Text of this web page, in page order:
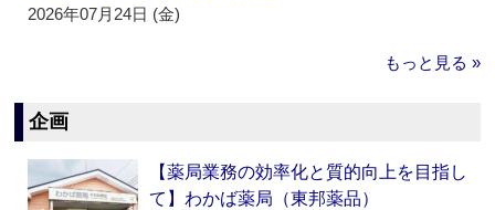
2026年07月24日 (金)
もっと見る »
企画
【薬局業務の効率化と質的向上を目指し
て】わかば薬局（東邦薬品）